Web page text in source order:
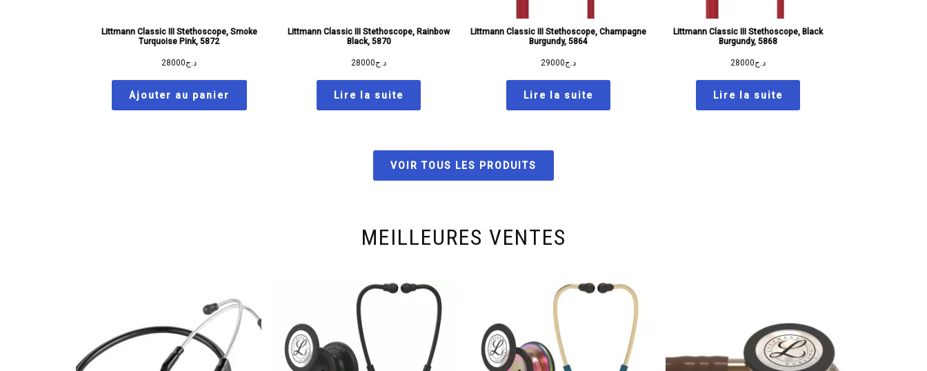
Littmann Classic III Stethoscope, Smoke
Turquoise Pink, 5872
د.ج28000
Ajouter au panier
Littmann Classic III Stethoscope, Rainbow
Black, 5870
د.ج28000
Lire la suite
Littmann Classic III Stethoscope, Champagne
Burgundy, 5864
د.ج29000
Lire la suite
Littmann Classic III Stethoscope, Black
Burgundy, 5868
د.ج28000
Lire la suite
VOIR TOUS LES PRODUITS
MEILLEURES VENTES